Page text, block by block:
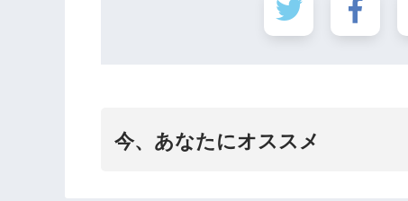
今、あなたにオススメ